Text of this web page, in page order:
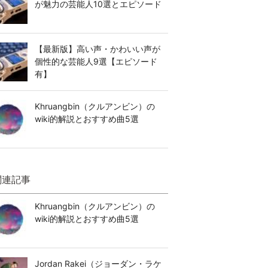
が魅力の芸能人10選とエピソード
【最新版】高い声・かわいい声が
個性的な芸能人9選【エピソード
有】
Khruangbin（クルアンビン）の
wiki的解説とおすすめ曲5選
記事
Khruangbin（クルアンビン）の
wiki的解説とおすすめ曲5選
Jordan Rakei（ジョーダン・ラケ